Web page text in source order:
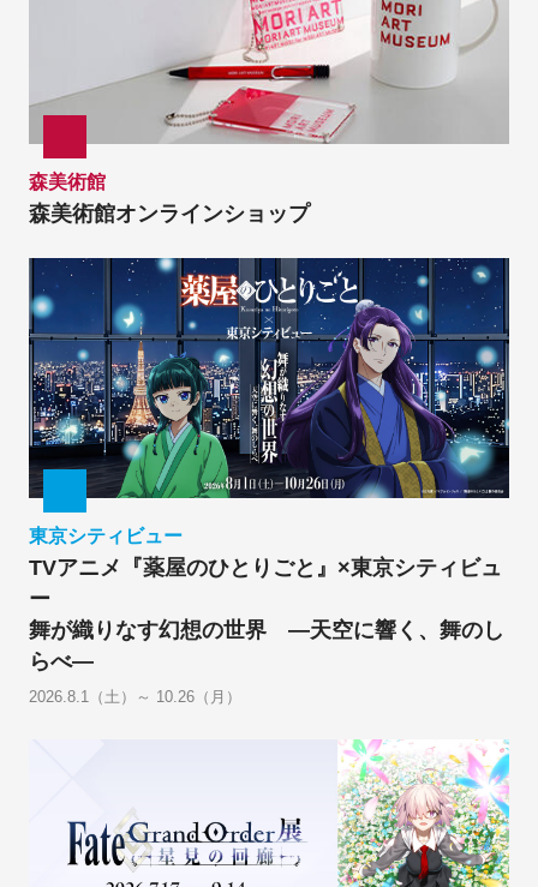
森美術館
森美術館オンラインショップ
東京シティビュー
TVアニメ『薬屋のひとりごと』×東京シティビュ
ー
舞が織りなす幻想の世界 ―天空に響く、舞のし
らべ―
2026.8.1（土）～ 10.26（月）